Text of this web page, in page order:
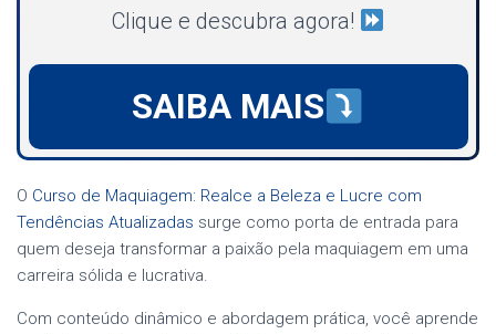
Clique e descubra agora!
SAIBA MAIS
O Curso de Maquiagem: Realce a Beleza e Lucre com
Tendências Atualizadas surge como porta de entrada para
quem deseja transformar a paixão pela maquiagem em uma
carreira sólida e lucrativa.
Com conteúdo dinâmico e abordagem prática, você aprende